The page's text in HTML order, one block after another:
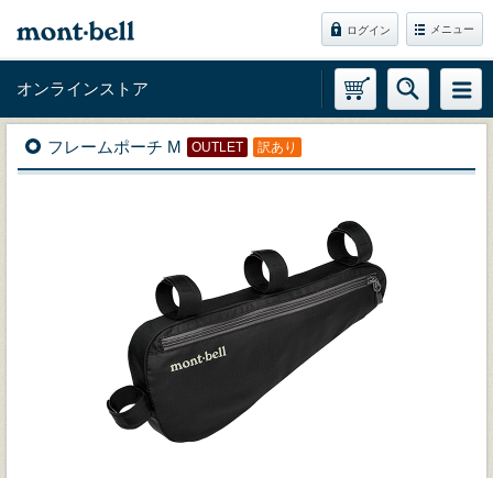
ログイン メニュー
オンラインストア
フレームポーチ M OUTLET 訳あり